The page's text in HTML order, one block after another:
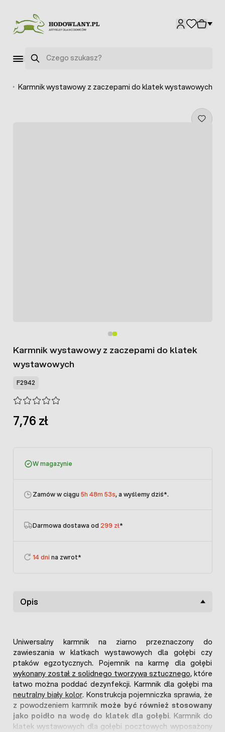
Szukaj
> Karmnik wystawowy z zaczepami do klatek wystawowych
Karmnik wystawowy z zaczepami do klatek
wystawowych
F2942
7,76 zł
W magazynie
Zamów w ciągu 5h 48m 52s, a wyślemy dziś*.
Darmowa dostawa od 299 zł*
14 dni na zwrot*
Opis
Uniwersalny karmnik na ziarno przeznaczony do
zawieszania w klatkach wystawowych dla gołębi czy
ptaków egzotycznych. Pojemnik na karmę dla gołębi
wykonany został z solidnego tworzywa sztucznego, które
łatwo można poddać dezynfekcji. Karmnik dla gołębi ma
neutralny biały kolor. Konstrukcja pojemniczka sprawia, że
z powodzeniem karmnik może być również stosowany
jako poidło na wodę do klatek dla gołębi. Karmnik do
klatek wystawowych dla gołębi pocztowych wyposażony